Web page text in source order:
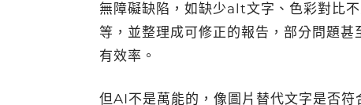
無障礙缺陷，如缺少alt文字、色彩對比
等，並整理成可修正的報告，部分問題
有效率。
但AI不是萬能的，像圖片替代文字是否